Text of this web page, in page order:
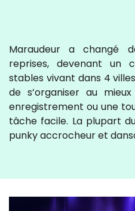
Maraudeur a changé
reprises, devenant un
stables vivant dans 4
de s’organiser au
enregistrement ou une
tâche facile. La plupart
punky accrocheur et